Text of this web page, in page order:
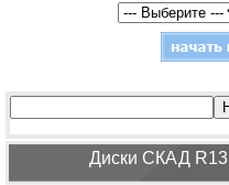
Диcки СКАД R13